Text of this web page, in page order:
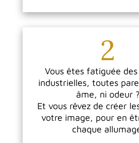
2
Vous êtes fatiguée
industrielles, toutes
âme, ni odeur ?
Et vous rêvez de créer
votre image, pour en
chaque